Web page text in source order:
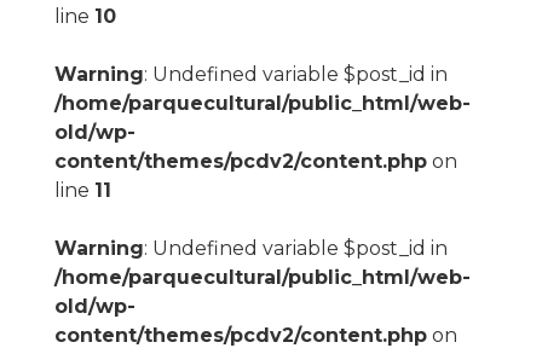
line 10
Warning: Undefined variable $post_id in
/home/parquecultural/public_html/web-
old/wp-
content/themes/pcdv2/content.phpon
line 11
Warning: Undefined variable $post_id in
/home/parquecultural/public_html/web-
old/wp-
content/themes/pcdv2/content.phpon